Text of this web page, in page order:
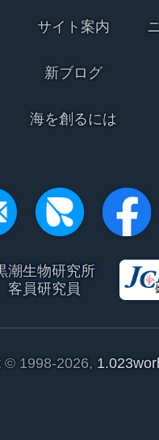
サイト案内
新ブログ
海を創るには
潮生物研究所
客員研究員
© 1998-2026,